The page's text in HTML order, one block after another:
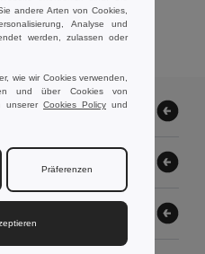
Anzeigen.
andere Arten von Cookies,
Analyse und
werden, zulassen oder
wie wir Cookies verwenden,
und über Cookies von
unserer Cookies Policy und
Präferenzen